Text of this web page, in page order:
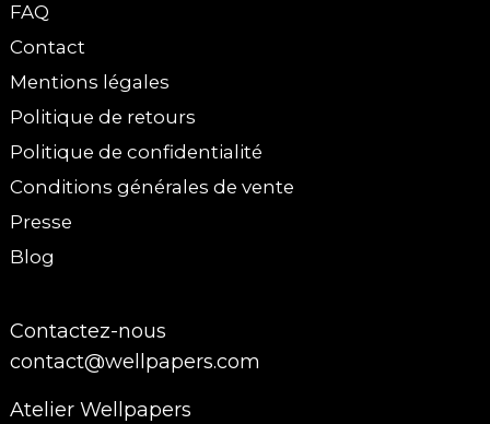
FAQ
Contact
Mentions légales
Politique de retours
Politique de confidentialité
Conditions générales de vente
Presse
Blog
Contactez-nous
contact@wellpapers.com
Atelier Wellpapers